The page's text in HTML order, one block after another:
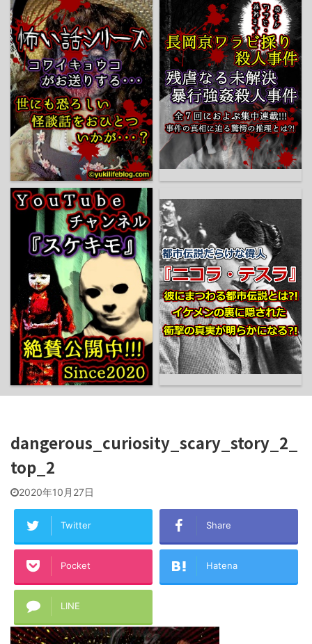
dangerous_curiosity_scary_story_2_
top_2
2020年10月27日
Twitter Share
Pocket Hatena
LINE